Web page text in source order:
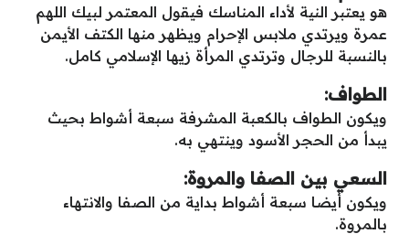
هو يعتبر النية لأداء المناسك فيقول المعتمر لبيك اللهم
عمرة ويرتدي ملابس الإحرام ويظهر منها الكتف الأيمن
بالنسبة للرجال وترتدي المرأة زيها الإسلامي كامل.
الطواف:
ويكون الطواف بالكعبة المشرفة سبعة أشواط بحيث
يبدأ من الحجر الأسود وينتهي به.
السعي بين الصفا والمروة:
ويكون أيضا سبعة أشواط بداية من الصفا والانتهاء
بالمروة.